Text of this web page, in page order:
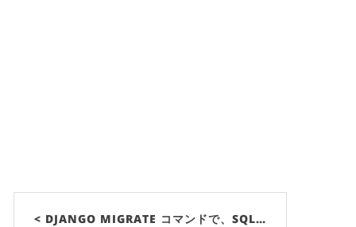
< DJANGO MIGRATE コマンドで、SQL…